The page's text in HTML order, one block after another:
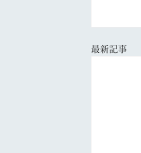
最新記事